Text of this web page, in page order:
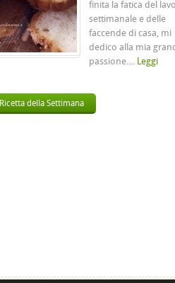
finita la fatica del
settimanale e delle
faccende di casa, mi
dedico alla mia
passione.... Leggi
Ricetta della Settimana